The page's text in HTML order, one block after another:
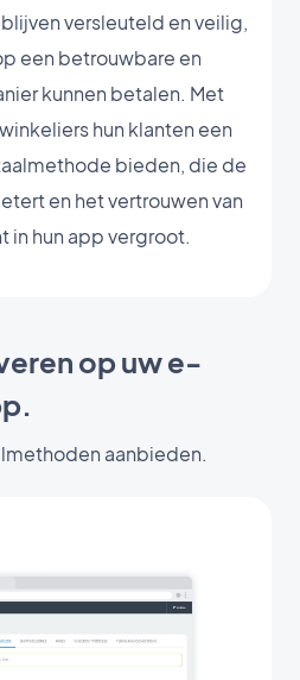
versleuteld en veilig,
een betrouwbare en
kunnen betalen. Met
hun klanten een
bieden, die de
en het vertrouwen van
in hun app vergroot.
op uw e-
aanbieden.